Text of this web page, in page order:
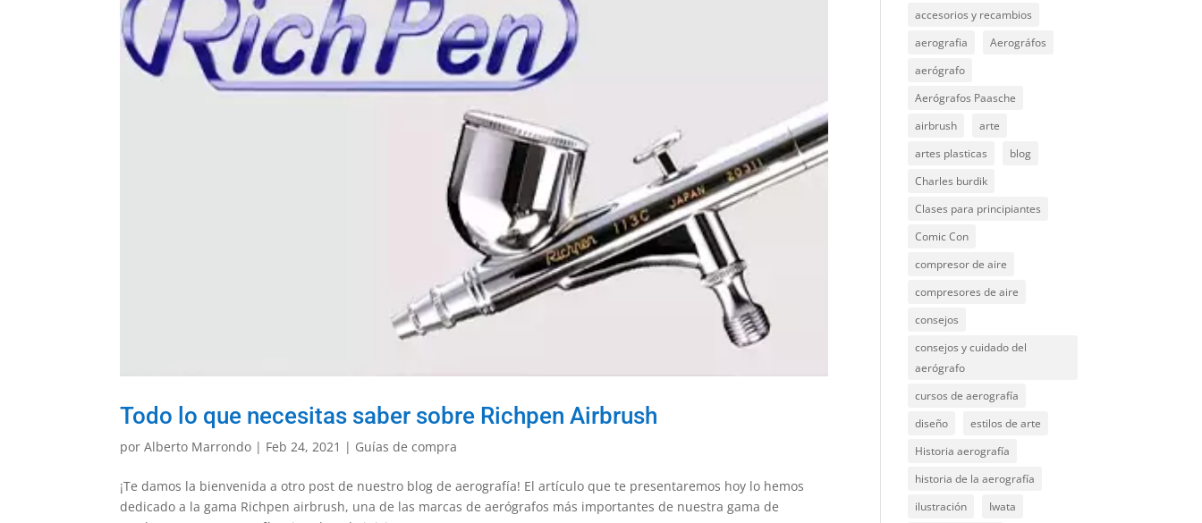
Todo lo que necesitas saber sobre Richpen Airbrush
porAlberto Marrondo | Feb 24, 2021 | Guías de compra
¡Te damos la bienvenida a otro post de nuestro blog de aerografía! El artículo que te presentaremos hoy lo hemos
dedicado a la gama Richpen airbrush, una de las marcas de aerógrafos más importantes de nuestra gama de
accesorios y recambios
aerografia
Aerográfos
aerógrafo
Aerógrafos Paasche
airbrush
arte
artes plasticas
blog
Charles burdik
Clases para principiantes
Comic Con
compresor de aire
compresores de aire
consejos
consejos y cuidado del
aerógrafo
cursos de aerografía
diseño
estilos de arte
Historia aerografía
historia de la aerografía
ilustración
Iwata